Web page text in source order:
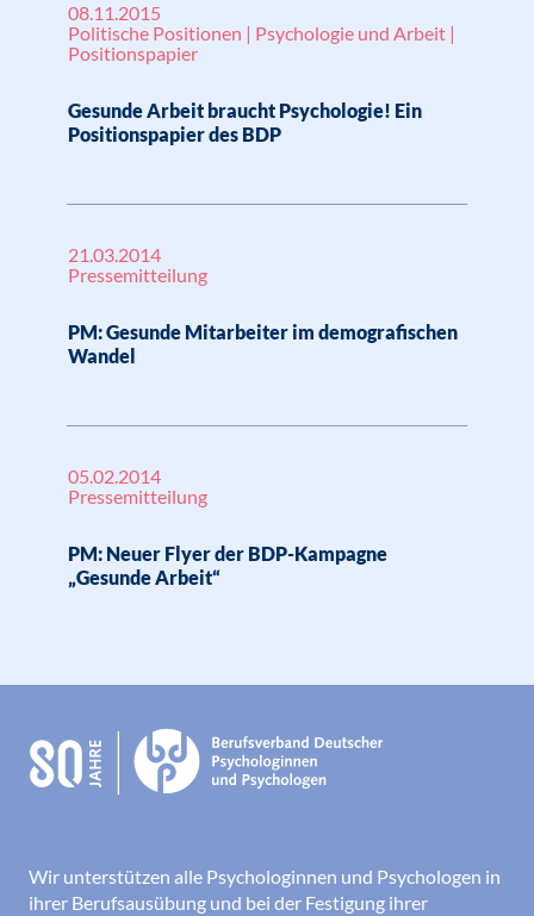
08.11.2015
Politische Positionen | Psychologie und Arbeit |
Positionspapier
Gesunde Arbeit braucht Psychologie! Ein
Positionspapier des BDP
21.03.2014
Pressemitteilung
PM: Gesunde Mitarbeiter im demografischen
Wandel
05.02.2014
Pressemitteilung
PM: Neuer Flyer der BDP-Kampagne
„Gesunde Arbeit“
Wir unterstützen alle Psychologinnen und Psychologen in
ihrer Berufsausübung und bei der Festigung ihrer